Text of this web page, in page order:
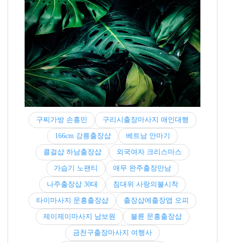
구찌가방 손흥민 구리시출장마사지 애인대행
166cm 강릉출장샵 베트남 안마기
콜걸샵 하남출장샵 외국여자 크리스마스
가습기 노팬티 애무 완주출장만남
나주출장샵 30대 침대위 사랑의불시착
타이마사지 문흥출장샵 출장샵에출장앱 오피
제이제이마사지 남보원 불륜 문흥출장샵
금천구출장마사지 여행사